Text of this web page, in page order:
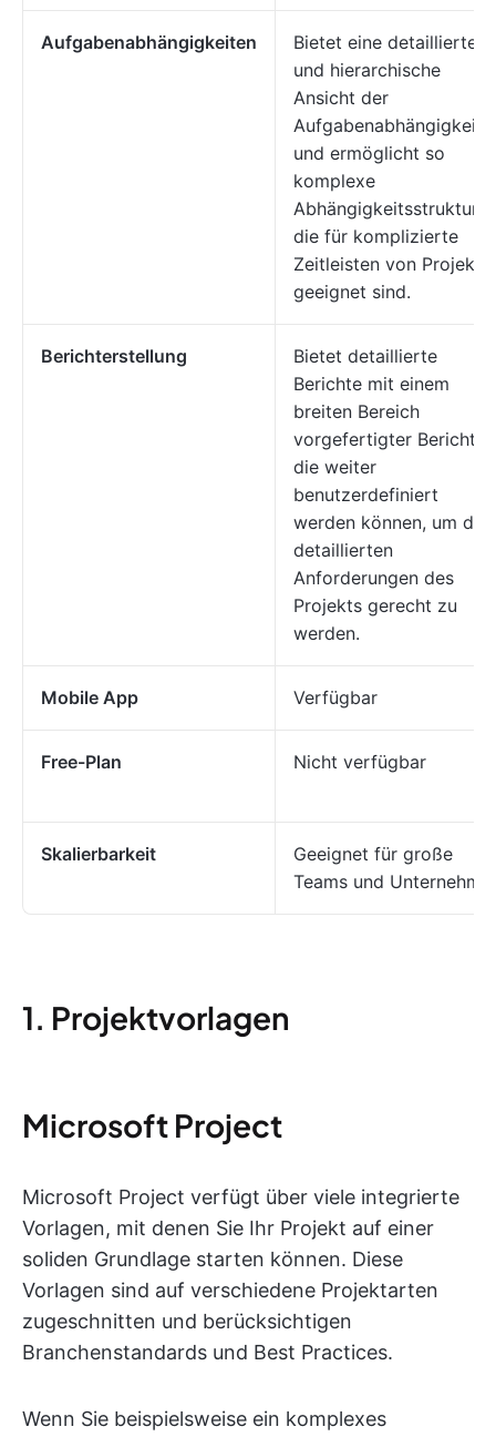
Aufgabenabhängigkeiten
Bietet eine detaillierte
und hierarchische
Ansicht der
und ermöglicht so
komplexe
die für komplizierte
Zeitleisten von
geeignet sind.
Berichterstellung
Bietet detaillierte
Berichte mit einem
breiten Bereich
vorgefertigter Berichte,
die weiter
benutzerdefiniert
werden können, um den
detaillierten
Anforderungen des
Projekts gerecht zu
werden.
Mobile App Verfügbar
Free-Plan Nicht verfügbar
Skalierbarkeit
Geeignet für große
Teams und
1. Projektvorlagen
Microsoft Project
Microsoft Project verfügt über viele integrierte
Vorlagen, mit denen Sie Ihr Projekt auf einer
soliden Grundlage starten können. Diese
Vorlagen sind auf verschiedene Projektarten
zugeschnitten und berücksichtigen
Branchenstandards und Best Practices.
Wenn Sie beispielsweise ein komplexes